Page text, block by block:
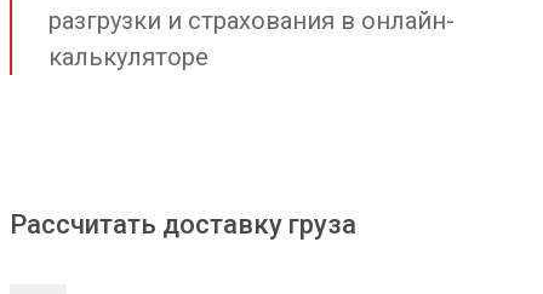
разгрузки и страхования в онлайн-
калькуляторе
Рассчитать доставку груза